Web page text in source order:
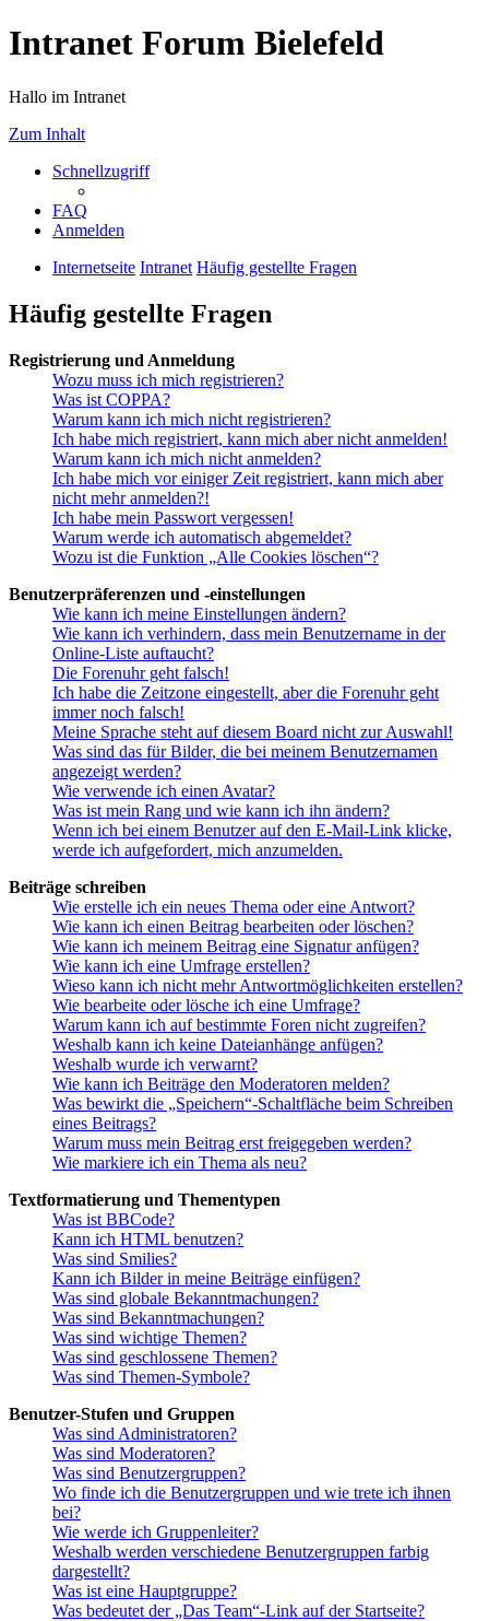
Intranet Forum Bielefeld
Hallo im Intranet
Zum Inhalt
Schnellzugriff
FAQ
Anmelden
Internetseite Intranet Häufig gestellte Fragen
Häufig gestellte Fragen
Registrierung und Anmeldung
Wozu muss ich mich registrieren?
Was ist COPPA?
Warum kann ich mich nicht registrieren?
Ich habe mich registriert, kann mich aber nicht anmelden!
Warum kann ich mich nicht anmelden?
Ich habe mich vor einiger Zeit registriert, kann mich aber
nicht mehr anmelden?!
Ich habe mein Passwort vergessen!
Warum werde ich automatisch abgemeldet?
Wozu ist die Funktion „Alle Cookies löschen“?
Benutzerpräferenzen und -einstellungen
Wie kann ich meine Einstellungen ändern?
Wie kann ich verhindern, dass mein Benutzername in der
Online-Liste auftaucht?
Die Forenuhr geht falsch!
Ich habe die Zeitzone eingestellt, aber die Forenuhr geht
immer noch falsch!
Meine Sprache steht auf diesem Board nicht zur Auswahl!
Was sind das für Bilder, die bei meinem Benutzernamen
angezeigt werden?
Wie verwende ich einen Avatar?
Was ist mein Rang und wie kann ich ihn ändern?
Wenn ich bei einem Benutzer auf den E-Mail-Link klicke,
werde ich aufgefordert, mich anzumelden.
Beiträge schreiben
Wie erstelle ich ein neues Thema oder eine Antwort?
Wie kann ich einen Beitrag bearbeiten oder löschen?
Wie kann ich meinem Beitrag eine Signatur anfügen?
Wie kann ich eine Umfrage erstellen?
Wieso kann ich nicht mehr Antwortmöglichkeiten erstellen?
Wie bearbeite oder lösche ich eine Umfrage?
Warum kann ich auf bestimmte Foren nicht zugreifen?
Weshalb kann ich keine Dateianhänge anfügen?
Weshalb wurde ich verwarnt?
Wie kann ich Beiträge den Moderatoren melden?
Was bewirkt die „Speichern“-Schaltfläche beim Schreiben
eines Beitrags?
Warum muss mein Beitrag erst freigegeben werden?
Wie markiere ich ein Thema als neu?
Textformatierung und Thementypen
Was ist BBCode?
Kann ich HTML benutzen?
Was sind Smilies?
Kann ich Bilder in meine Beiträge einfügen?
Was sind globale Bekanntmachungen?
Was sind Bekanntmachungen?
Was sind wichtige Themen?
Was sind geschlossene Themen?
Was sind Themen-Symbole?
Benutzer-Stufen und Gruppen
Was sind Administratoren?
Was sind Moderatoren?
Was sind Benutzergruppen?
Wo finde ich die Benutzergruppen und wie trete ich ihnen
bei?
Wie werde ich Gruppenleiter?
Weshalb werden verschiedene Benutzergruppen farbig
dargestellt?
Was ist eine Hauptgruppe?
Was bedeutet der „Das Team“-Link auf der Startseite?